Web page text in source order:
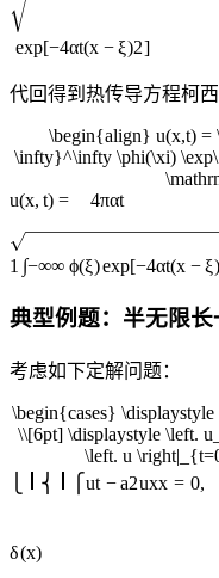
exp[−4αt(x − ξ)2]
代回得到热传导方程柯
\begin{align} u(x,t)
\infty}^\infty \phi(\xi)
u(x, t) = 4παt
1 ∫−∞∞ ϕ(ξ)exp[−4αt(x − ξ)
典型例题：半无限
考虑如下定解问题：
\begin{cases}
\\[6pt] \displaystyle \left.
\left. u
⎨ ⎧ut − a2uxx = 0,
δ(x)